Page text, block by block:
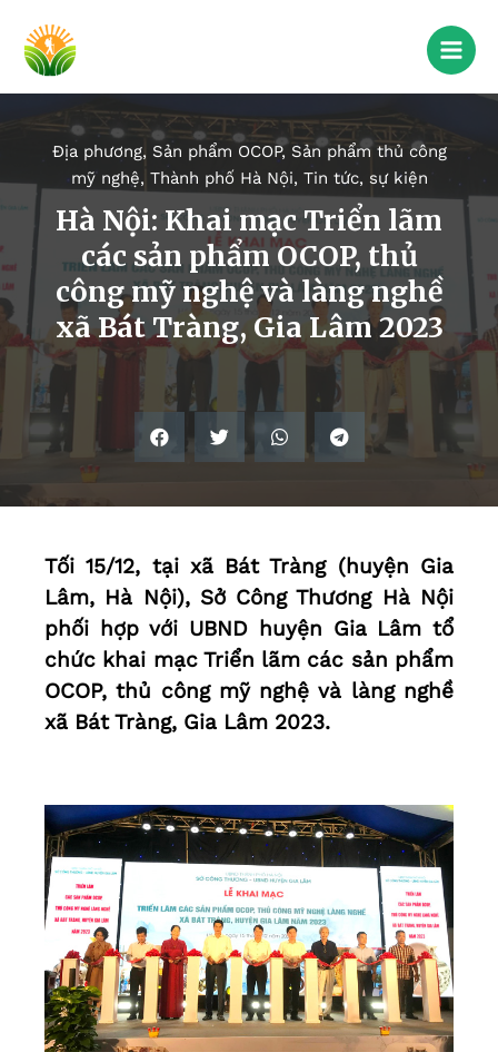
Địa phương, Sản phẩm OCOP, Sản phẩm thủ công
mỹ nghệ, Thành phố Hà Nội, Tin tức, sự kiện
Hà Nội: Khai mạc Triển lãm
các sản phẩm OCOP, thủ
công mỹ nghệ và làng nghề
xã Bát Tràng, Gia Lâm 2023
Tối 15/12, tại xã Bát Tràng (huyện Gia
Lâm, Hà Nội), Sở Công Thương Hà Nội
phối hợp với UBND huyện Gia Lâm tổ
chức khai mạc Triển lãm các sản phẩm
OCOP, thủ công mỹ nghệ và làng nghề
xã Bát Tràng, Gia Lâm 2023.